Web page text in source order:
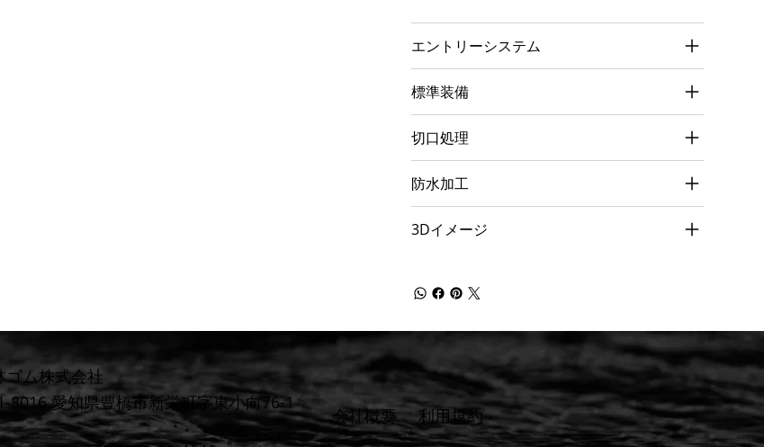
エントリーシステム
標準装備
切口処理
防水加工
3Dイメージ
ゴム株式会社
8016 愛知県豊橋市新栄町字東小向76-1
​会社概要 ​利用規約